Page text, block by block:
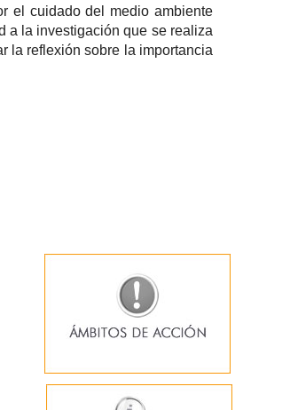
el cuidado del medio ambiente
a la investigación que se realiza
la reflexión sobre la importancia